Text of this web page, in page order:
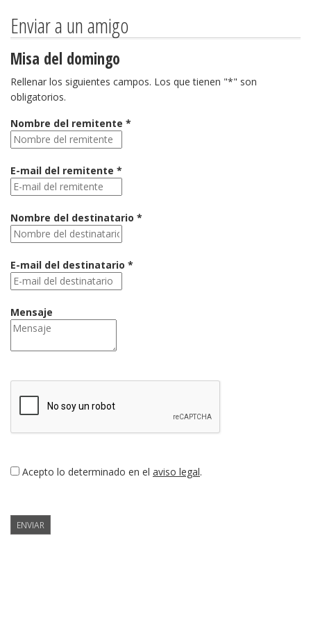
Enviar a un amigo
Misa del domingo
Rellenar los siguientes campos. Los que tienen "*" son
obligatorios.
Nombre del remitente *
E-mail del remitente *
Nombre del destinatario *
E-mail del destinatario *
Mensaje
Acepto lo determinado en el aviso legal.
ENVIAR